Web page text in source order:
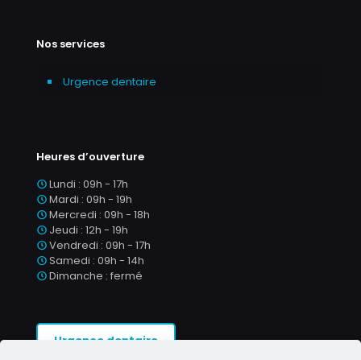
Nos services
Urgence dentaire
Heures d’ouverture
Lundi : 09h - 17h
Mardi : 09h - 19h
Mercredi : 09h - 18h
Jeudi : 12h - 19h
Vendredi : 09h - 17h
Samedi : 09h - 14h
Dimanche : fermé
Urgence dentaire